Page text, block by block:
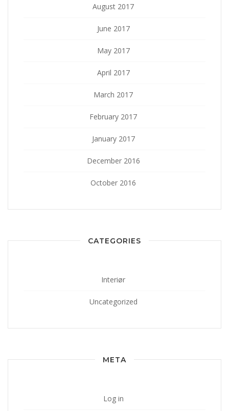
August 2017
June 2017
May 2017
April 2017
March 2017
February 2017
January 2017
December 2016
October 2016
CATEGORIES
Interiør
Uncategorized
META
Log in